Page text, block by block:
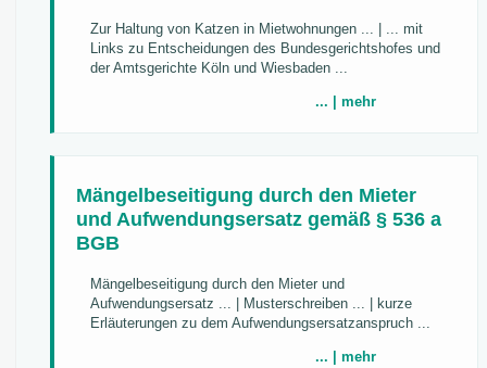
Zur Haltung von Katzen in Mietwohnungen ... | ... mit
Links zu Entscheidungen des Bundesgerichtshofes und
der Amtsgerichte Köln und Wiesbaden ...
... | mehr
Mängelbeseitigung durch den Mieter
und Aufwendungsersatz gemäß § 536 a
BGB
Mängelbeseitigung durch den Mieter und
Aufwendungsersatz ... | Musterschreiben ... | kurze
Erläuterungen zu dem Aufwendungsersatzanspruch ...
... | mehr